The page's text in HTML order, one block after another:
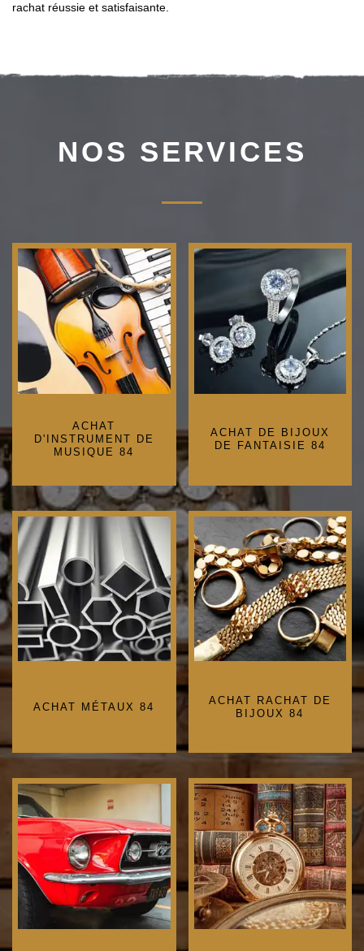
rachat réussie et satisfaisante.
NOS SERVICES
ACHAT
D'INSTRUMENT DE
MUSIQUE 84
ACHAT DE BIJOUX
DE FANTAISIE 84
ACHAT MÉTAUX 84
ACHAT RACHAT DE
BIJOUX 84